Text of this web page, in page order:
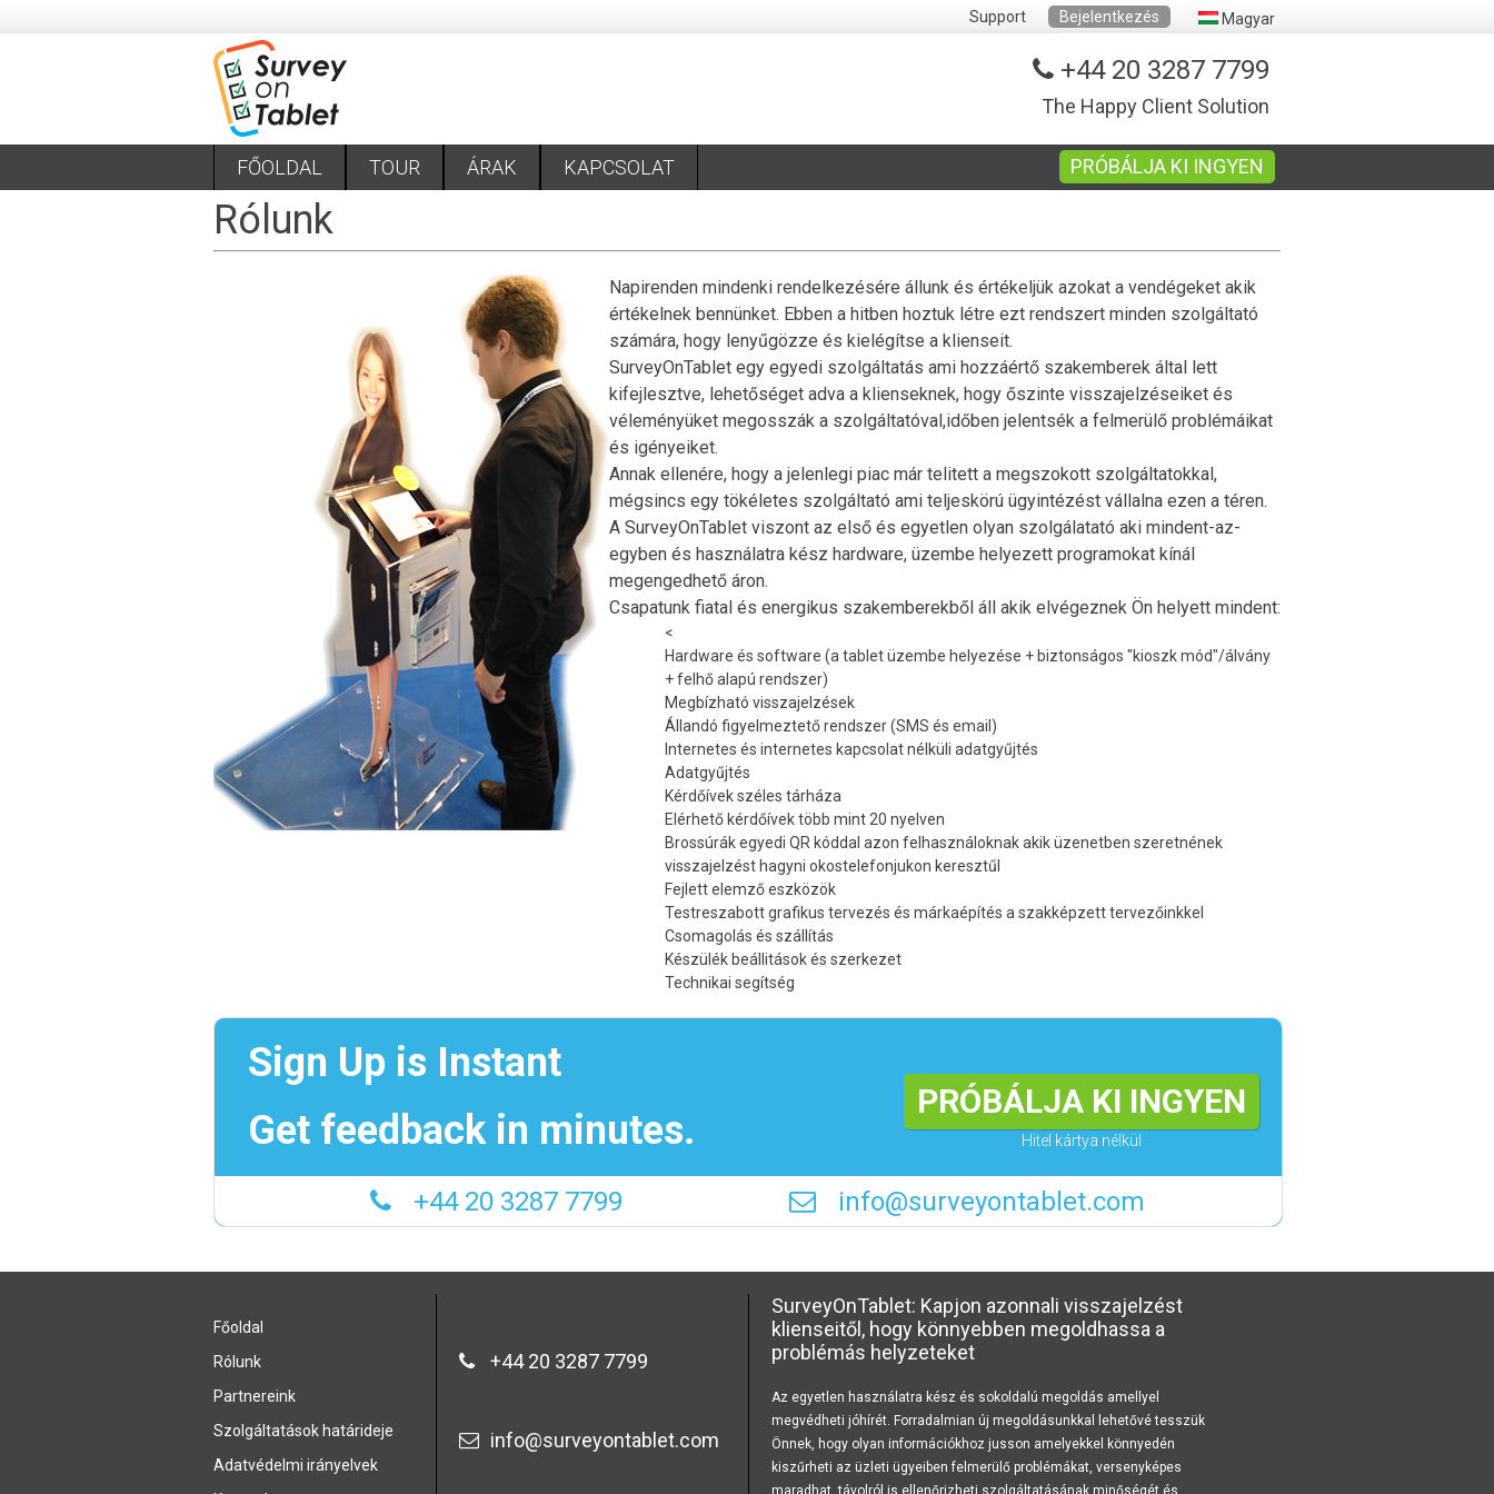
Support Bejelentkezés Magyar
+44 20 3287 7799
The Happy Client Solution
FŐOLDAL TOUR ÁRAK KAPCSOLAT PRÓBÁLJA KI INGYEN
Rólunk
Napirenden mindenki rendelkezésére állunk és értékeljük azokat a vendégeket akik
értékelnek bennünket. Ebben a hitben hoztuk létre ezt rendszert minden szolgáltató
számára, hogy lenyűgözze és kielégítse a klienseit.
SurveyOnTablet egy egyedi szolgáltatás ami hozzáértő szakemberek által lett
kifejlesztve, lehetőséget adva a klienseknek, hogy őszinte visszajelzéseiket és
véleményüket megosszák a szolgáltatóval,időben jelentsék a felmerülő problémáikat
és igényeiket.
Annak ellenére, hogy a jelenlegi piac már telitett a megszokott szolgáltatokkal,
mégsincs egy tökéletes szolgáltató ami teljeskörú ügyintézést vállalna ezen a téren.
A SurveyOnTablet viszont az első és egyetlen olyan szolgálatató aki mindent-az-
egyben és használatra kész hardware, üzembe helyezett programokat kínál
megengedhető áron.
Csapatunk fiatal és energikus szakemberekből áll akik elvégeznek Ön helyett mindent:
<
Hardware és software (a tablet üzembe helyezése + biztonságos "kioszk mód"/álvány
+ felhő alapú rendszer)
Megbízható visszajelzések
Állandó figyelmeztető rendszer (SMS és email)
Internetes és internetes kapcsolat nélküli adatgyűjtés
Adatgyűjtés
Kérdőívek széles tárháza
Elérhető kérdőívek több mint 20 nyelven
Brossúrák egyedi QR kóddal azon felhasználoknak akik üzenetben szeretnének
visszajelzést hagyni okostelefonjukon keresztűl
Fejlett elemző eszközök
Testreszabott grafikus tervezés és márkaépítés a szakképzett tervezőinkkel
Csomagolás és szállítás
Készülék beállitások és szerkezet
Technikai segítség
Sign Up is Instant
Get feedback in minutes.
PRÓBÁLJA KI INGYEN
Hitel kártya nélkül
+44 20 3287 7799 info@surveyontablet.com
Főoldal
Rólunk
Partnereink
Szolgáltatások határideje
Adatvédelmi irányelvek
+44 20 3287 7799
info@surveyontablet.com
SurveyOnTablet: Kapjon azonnali visszajelzést
klienseitől, hogy könnyebben megoldhassa a
problémás helyzeteket
Az egyetlen használatra kész és sokoldalú megoldás amellyel
megvédheti jóhírét. Forradalmian új megoldásunkkal lehetővé tesszük
Önnek, hogy olyan információkhoz jusson amelyekkel könnyedén
kiszűrheti az üzleti ügyeiben felmerülő problémákat, versenyképes
maradhat, távolról is ellenőrizheti szolgáltatásának minőségét és